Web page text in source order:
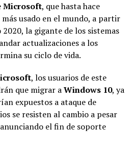
Microsoft, que hasta hace
más usado en el mundo, a partir
la gigante de los sistemas
actualizaciones a los
su ciclo de vida.
, los usuarios de este
que migrar aWindows 10, ya
expuestos a ataque de
se resisten al cambio a pesar
el fin de soporte